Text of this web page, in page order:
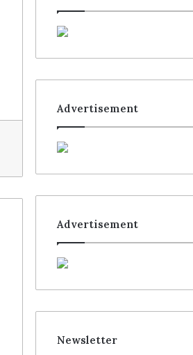
Advertisement
Advertisement
Newsletter